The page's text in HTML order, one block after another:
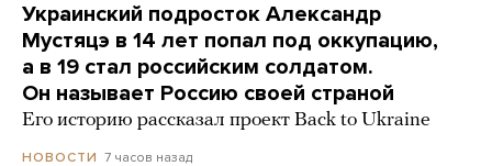
Украинский подросток Александр
Мустяцэ в 14 лет попал под оккупацию,
а в 19 стал российским солдатом.
Он называет Россию своей страной
Его историю рассказал проект Back to Ukraine
НОВОСТИ 7 часов назад